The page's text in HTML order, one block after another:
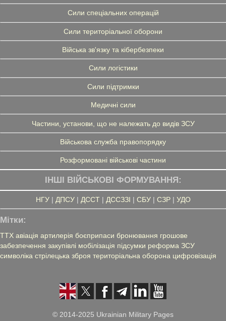
Сили спеціальних операцій
Сили територіальної оборони
Війська зв'язку та кібербезпеки
Сили логістики
Сили підтримки
Медичні сили
Частини, установи, що не належать до видів ЗСУ
Військова служба правопорядку
Розформовані військові частини
ІНШІ ВІЙСЬКОВІ ФОРМУВАННЯ:
НГУ| ДПСУ| ДССТ| ДССЗЗІ | СБУ| СЗР| УДО
Мітки:
ТТХ авіація артилерія боєприпаси бронювання грошове
забезпечення закупівлі мобілізація підсумки реформа ЗСУ
символіка стрілецька зброя територіальна оборона цифровізація
© 2014-2025 Ukrainian Military Pages